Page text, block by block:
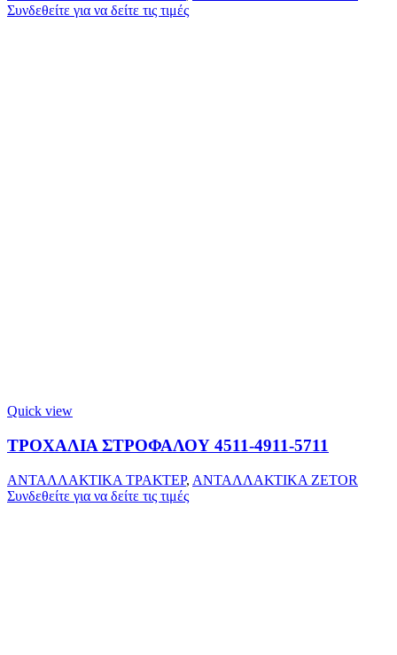
Συνδεθείτε για να δείτε τις τιμές
Quick view
ΤΡΟΧΑΛΙΑ ΣΤΡΟΦΑΛΟΥ 4511-4911-5711
ΑΝΤΑΛΛΑΚΤΙΚΑ ΤΡΑΚΤΕΡ, ΑΝΤΑΛΛΑΚΤΙΚΑ ZETOR
Συνδεθείτε για να δείτε τις τιμές